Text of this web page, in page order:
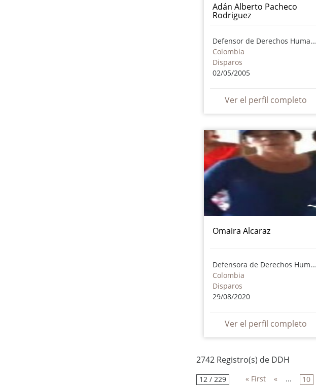
Adán Alberto Pacheco
Rodriguez
Defensor de Derechos Humanos
Colombia
Disparos
02/05/2005
Ver el perfil completo
Omaira Alcaraz
Defensora de Derechos Humanos
Colombia
Disparos
29/08/2020
Ver el perfil completo
2742 Registro(s) de DDH
12 / 229 « First « ... 10